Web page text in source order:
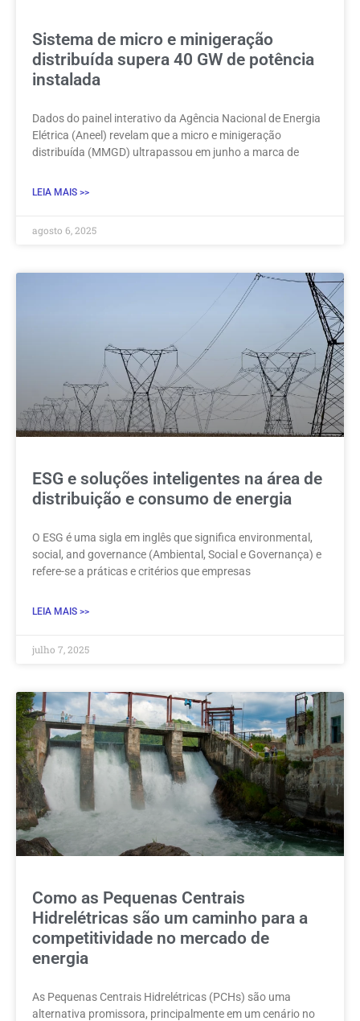
Sistema de micro e minigeração
distribuída supera 40 GW de potência
instalada
Dados do painel interativo da Agência Nacional de Energia
Elétrica (Aneel) revelam que a micro e minigeração
distribuída (MMGD) ultrapassou em junho a marca de
LEIA MAIS >>
agosto 6, 2025
ESG e soluções inteligentes na área de
distribuição e consumo de energia
O ESG é uma sigla em inglês que significa environmental,
social, and governance (Ambiental, Social e Governança) e
refere-se a práticas e critérios que empresas
LEIA MAIS >>
julho 7, 2025
Como as Pequenas Centrais
Hidrelétricas são um caminho para a
competitividade no mercado de
energia
As Pequenas Centrais Hidrelétricas (PCHs) são uma
alternativa promissora, principalmente em um cenário no